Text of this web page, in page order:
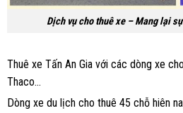
Dịch vụ cho thuê xe – Mang lại
Thuê xe Tấn An Gia với các dòng xe
Thaco…
Dòng xe du lịch cho thuê 45 chỗ hiên